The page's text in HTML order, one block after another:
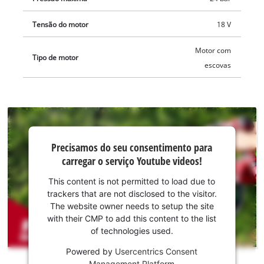
Tensão do motor 18 V
Tipo de motor
Motor com
escovas
Precisamos do
consentimento
para carregar o
serviço
Youtube!
content
is
Precisamos do seu consentimento para
carregar o serviço Youtube videos!
This content is not permitted to load due to
trackers that are not disclosed to the visitor.
The website owner needs to setup the site
with their CMP to add this content to the list
of technologies used.
Powered by Usercentrics Consent